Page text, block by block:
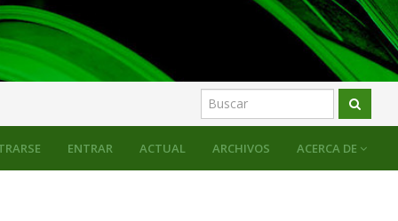
ACTUAL ARCHIVOS ACERCA DE
ENTRAR